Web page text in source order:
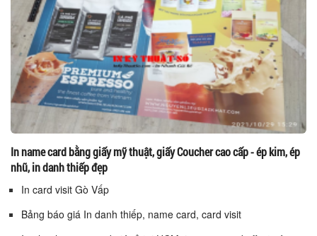
In name card bằng giấy mỹ thuật, giấy Coucher cao cấp - ép kim, ép
nhũ, in danh thiếp đẹp
In card visit Gò Vấp
Bảng báo giá In danh thiếp, name card, card visit